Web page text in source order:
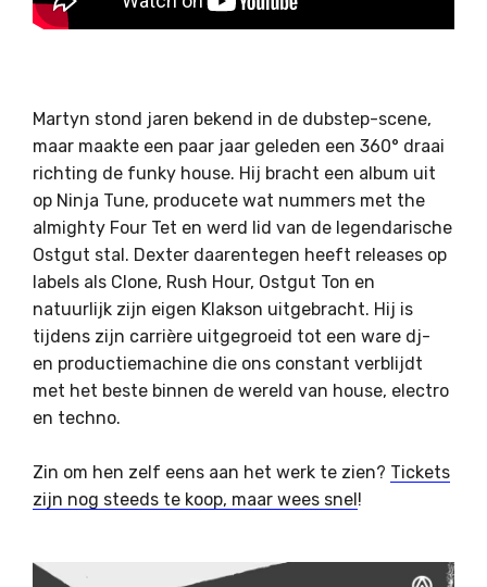
Martyn stond jaren bekend in de dubstep-scene,
maar maakte een paar jaar geleden een 360° draai
richting de funky house. Hij bracht een album uit
op Ninja Tune, producete wat nummers met the
almighty Four Tet en werd lid van de legendarische
Ostgut stal. Dexter daarentegen heeft releases op
labels als Clone, Rush Hour, Ostgut Ton en
natuurlijk zijn eigen Klakson uitgebracht. Hij is
tijdens zijn carrière uitgegroeid tot een ware dj-
en productiemachine die ons constant verblijdt
met het beste binnen de wereld van house, electro
en techno.
Zin om hen zelf eens aan het werk te zien? Tickets
zijn nog steeds te koop, maar wees snel !